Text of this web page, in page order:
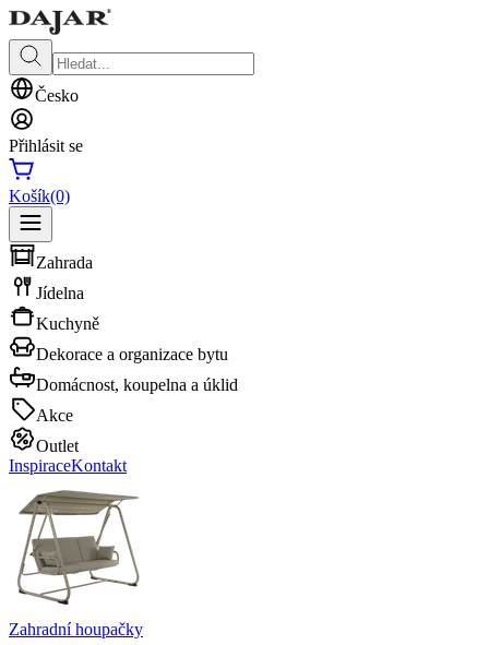
Česko
Přihlásit se
Košík(0)
Zahrada
Jídelna
Kuchyně
Dekorace a organizace bytu
Domácnost, koupelna a úklid
Akce
Outlet
InspiraceKontakt
Zahradní houpačky